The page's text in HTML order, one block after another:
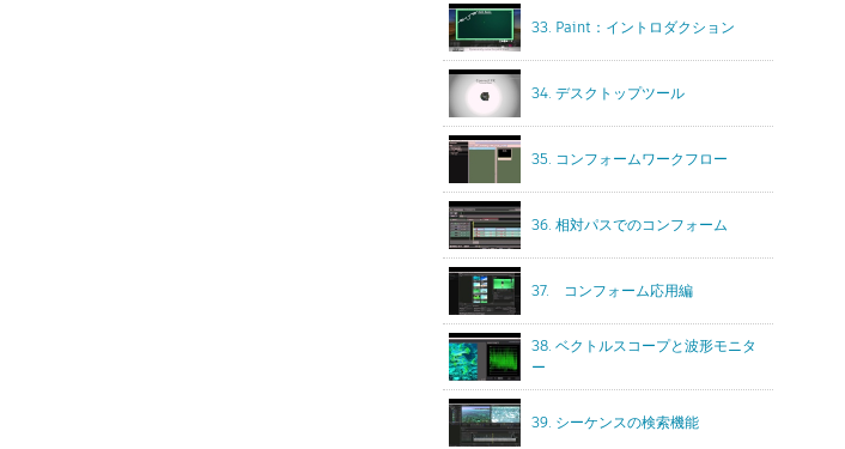
33. Paint：イントロダクション
34. デスクトップツール
35. コンフォームワークフロー
36. 相対パスでのコンフォーム
37. コンフォーム応用編
38. ベクトルスコープと波形モニタ
ー
39. シーケンスの検索機能